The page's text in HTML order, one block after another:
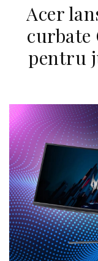
Acer
curbate
pentru